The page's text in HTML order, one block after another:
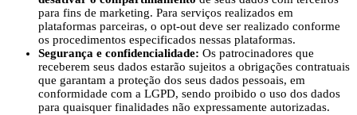
para fins de marketing. Para serviços realizados em
plataformas parceiras, o opt-out deve ser realizado conforme
os procedimentos especificados nessas plataformas.
Segurança e confidencialidade: Os patrocinadores que
receberem seus dados estarão sujeitos a obrigações contratuais
que garantam a proteção dos seus dados pessoais, em
conformidade com a LGPD, sendo proibido o uso dos dados
para quaisquer finalidades não expressamente autorizadas.